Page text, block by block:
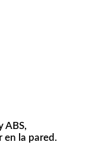
ABS,
en la pared.